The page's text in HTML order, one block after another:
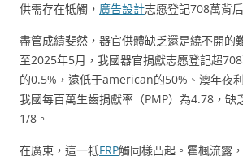
供需存在牴觸， 廣告設計志愿登記708萬背
盡管成績斐然，器官供體缺乏還是繞不開的
至2025年5月，我國器官捐獻志愿登記超
的0.5%，遠低于american的50%、澳年夜
我國每百萬生齒捐獻率（PMP）為4.78，缺
1/8。
在廣東，這一牴FRP觸同樣凸起。霍楓流露